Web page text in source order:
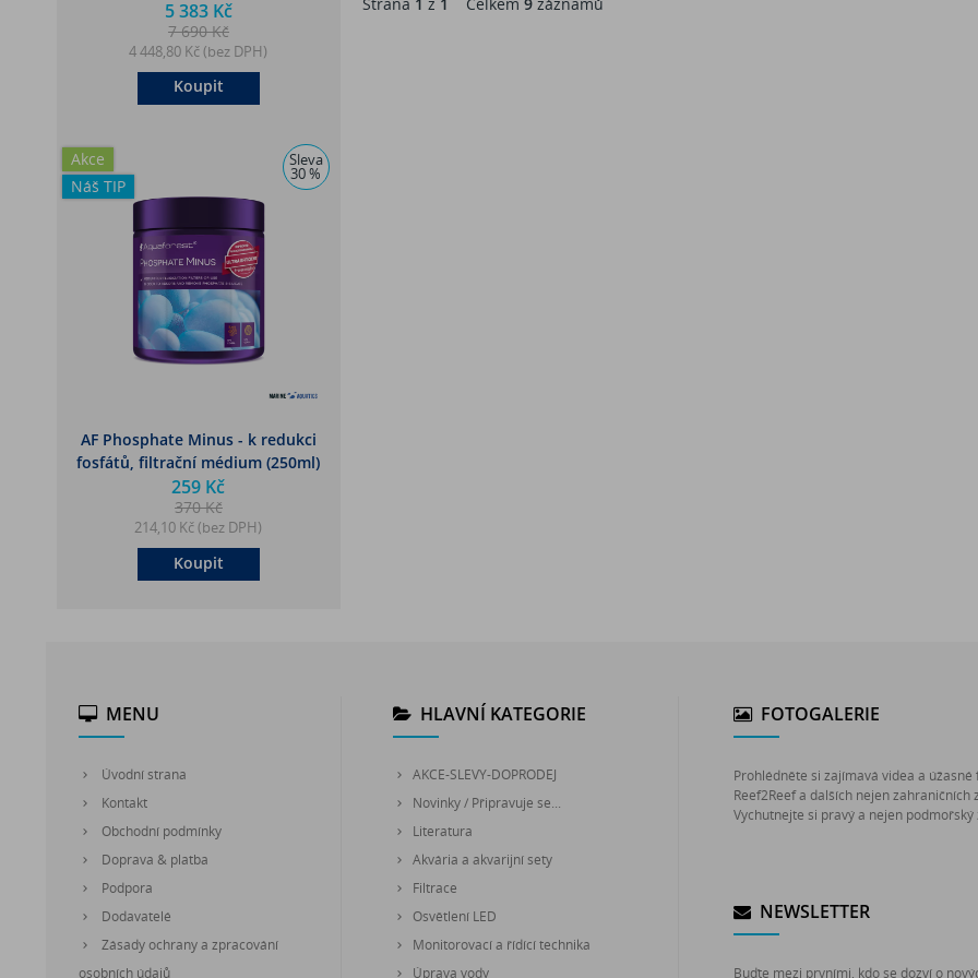
5 383 Kč
7 690 Kč
4 448,80 Kč (bez DPH)
Koupit
Sleva
30 %
Akce
Náš TIP
AF Phosphate Minus - k redukci
fosfátů, filtrační médium (250ml)
259 Kč
370 Kč
214,10 Kč (bez DPH)
Koupit
MENU
Úvodní strana
Kontakt
Obchodní podmínky
Doprava & platba
Podpora
Dodavatelé
Zásady ochrany a zpracování
osobních údajů
HLAVNÍ KATEGORIE
AKCE-SLEVY-DOPRODEJ
Novinky / Připravuje se...
Literatura
Akvária a akvarijní sety
Filtrace
Osvětlení LED
Monitorovací a řídící technika
Úprava vody
FOTOGALERIE
Prohlédněte si zajímavá videa a
Reef2Reef a dalších nejen zahraničních
Vychutnejte si pravý a nejen podmořský
NEWSLETTER
Buďte mezi prvními, kdo se dozví o